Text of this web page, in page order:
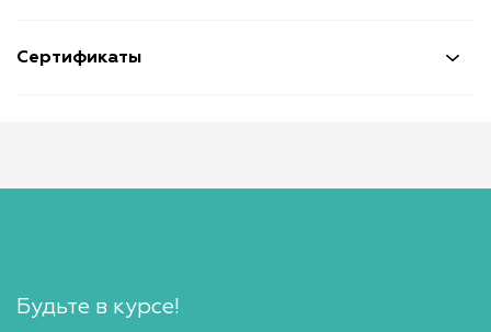
Сертификаты
Будьте в курсе!